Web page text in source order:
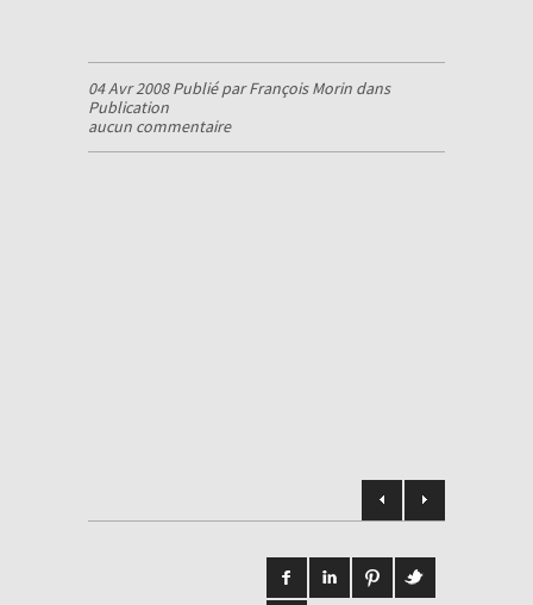
04 Avr 2008 Publié par François Morin dans
Publication
aucun commentaire